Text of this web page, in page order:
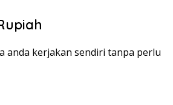
anda kerjakan sendiri tanpa perlu